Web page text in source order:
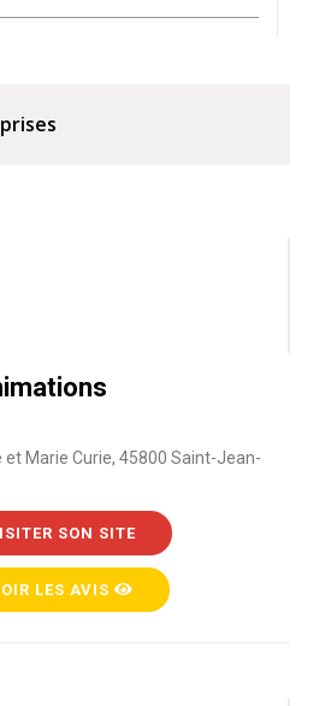
et Marie Curie, 45800 Saint-Jean-
SON SITE
LES AVIS